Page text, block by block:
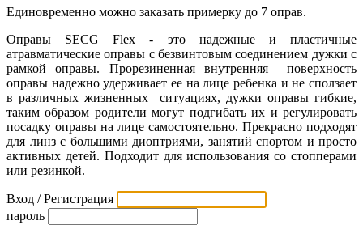
Единовременно можно заказать примерку до 7 оправ.
Оправы SECG Flex - это надежные и пластичные
атравматические оправы с безвинтовым соединением дужки с
рамкой оправы. Прорезиненная внутренняя поверхность
оправы надежно удерживает ее на лице ребенка и не сползает
в различных жизненных ситуациях, дужки оправы гибкие,
таким образом родители могут подгибать их и регулировать
посадку оправы на лице самостоятельно. Прекрасно подходят
для линз с большими диоптриями, занятий спортом и просто
активных детей. Подходит для использования со стопперами
или резинкой.
Вход / Регистрация
пароль